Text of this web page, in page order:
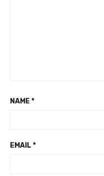
NAME *
EMAIL *